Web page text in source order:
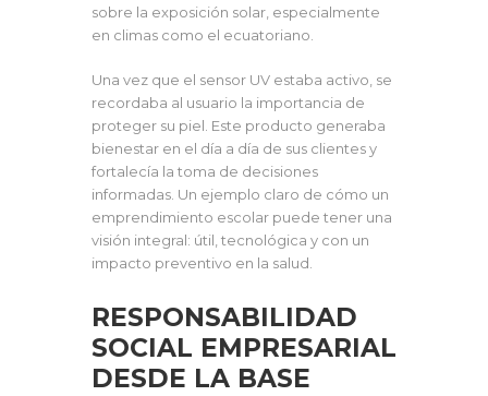
sobre la exposición solar, especialmente
en climas como el ecuatoriano.
Una vez que el sensor UV estaba activo, se
recordaba al usuario la importancia de
proteger su piel. Este producto generaba
bienestar en el día a día de sus clientes y
fortalecía la toma de decisiones
informadas. Un ejemplo claro de cómo un
emprendimiento escolar puede tener una
visión integral: útil, tecnológica y con un
impacto preventivo en la salud.
RESPONSABILIDAD
SOCIAL EMPRESARIAL
DESDE LA BASE